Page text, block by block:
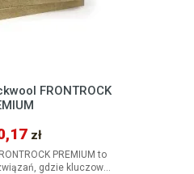
FRONTROCK
zł
PREMIUM to
gdzie kluczowa